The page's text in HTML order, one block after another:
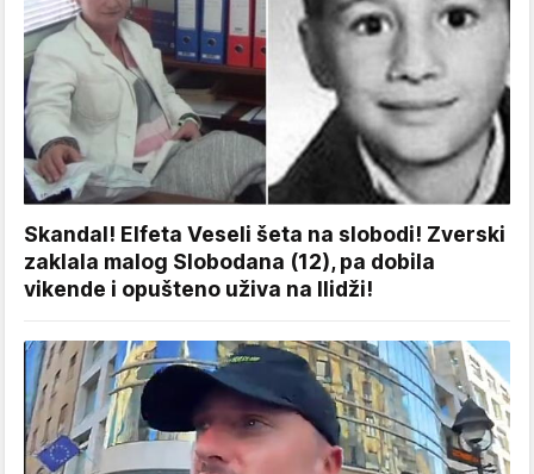
Skandal! Elfeta Veseli šeta na slobodi! Zverski
zaklala malog Slobodana (12), pa dobila
vikende i opušteno uživa na Ilidži!